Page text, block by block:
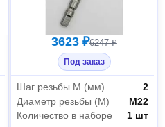
3623 ₽6247 ₽
Под заказ
Шаг резьбы М (мм)
2
Диаметр резьбы (М)
М22
Количество в наборе
1 шт